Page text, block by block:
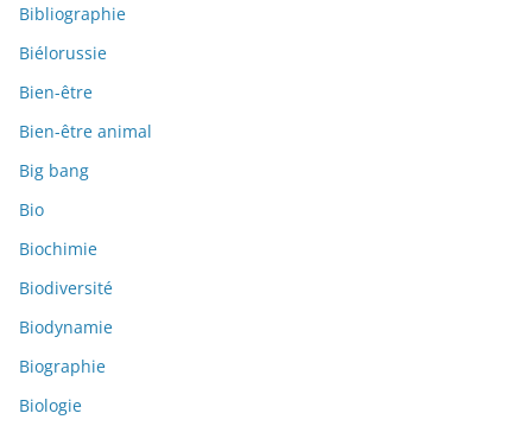
Bibliographie
Biélorussie
Bien-être
Bien-être animal
Big bang
Bio
Biochimie
Biodiversité
Biodynamie
Biographie
Biologie